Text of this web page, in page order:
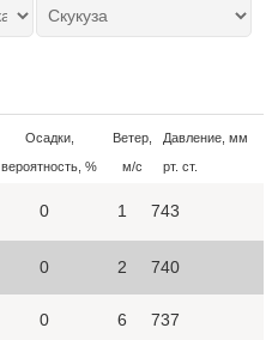
Осадки,
вероятность, %
Ветер,
м/с
Давление, мм
рт. ст.
0 1 743
0 2 740
0 6 737